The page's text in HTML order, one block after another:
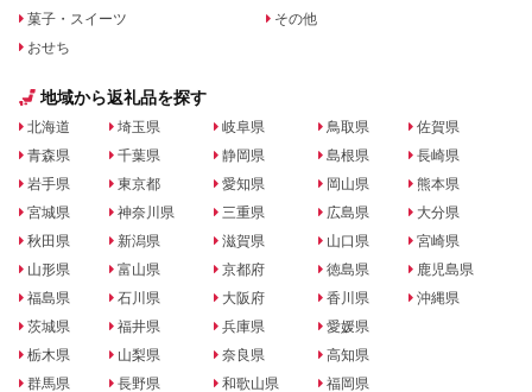
菓子・スイーツ
おせち
その他
地域から返礼品を探す
北海道
青森県
岩手県
宮城県
秋田県
山形県
福島県
茨城県
栃木県
群馬県
埼玉県
千葉県
東京都
神奈川県
新潟県
富山県
石川県
福井県
山梨県
長野県
岐阜県
静岡県
愛知県
三重県
滋賀県
京都府
大阪府
兵庫県
奈良県
和歌山県
鳥取県
島根県
岡山県
広島県
山口県
徳島県
香川県
愛媛県
高知県
福岡県
佐賀県
長崎県
熊本県
大分県
宮崎県
鹿児島県
沖縄県